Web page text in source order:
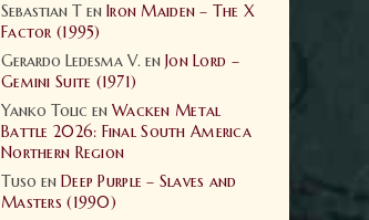
Sebastian T en Iron Maiden – The X
Factor (1995)
Gerardo Ledesma V. en Jon Lord –
Gemini Suite (1971)
Yanko Tolic en Wacken Metal
Battle 2026: Final South America
Northern Region
Tuso en Deep Purple – Slaves and
Masters (1990)